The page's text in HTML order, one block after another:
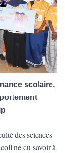
scolaire,
des sciences
du savoir à